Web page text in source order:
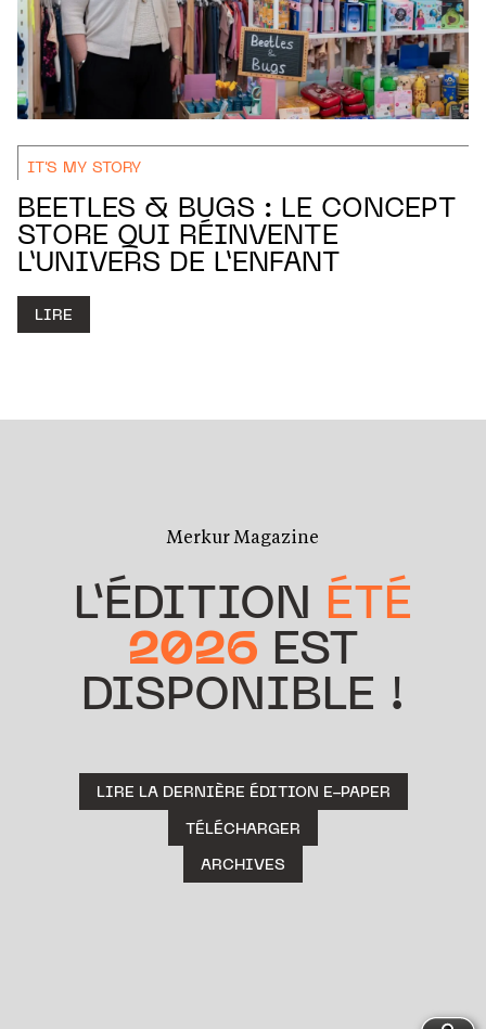
IT'S MY STORY
BEETLES & BUGS : LE CONCEPT
STORE QUI RÉINVENTE
L’UNIVERS DE L’ENFANT
LIRE
Merkur Magazine
L’ÉDITION ÉTÉ
2026 EST
DISPONIBLE !
LIRE LA DERNIÈRE ÉDITION E-PAPER
TÉLÉCHARGER
ARCHIVES